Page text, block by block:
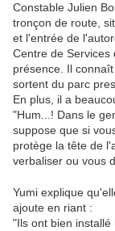
Constable Julien
tronçon de route,
et l'entrée de
Centre de Services
présence. Il
sortent du parc
En plus, il a
"Hum...! Dans le
suppose que si
protège la tête de
verbaliser ou vous
Yumi explique
ajoute en riant :
"Ils ont bien